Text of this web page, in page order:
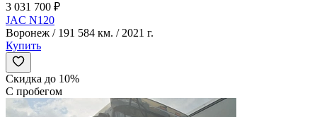
3 031 700 ₽
JAC N120
Воронеж / 191 584 км. / 2021 г.
Купить
Скидка до 10%
С пробегом